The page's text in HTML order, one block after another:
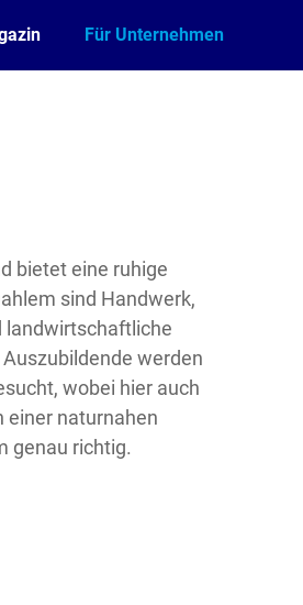
Für Unternehmen
bietet eine ruhige
sind Handwerk,
landwirtschaftliche
werden
wobei hier auch
einer naturnahen
genau richtig.